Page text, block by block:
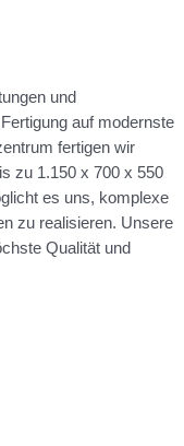
und
auf modernste
fertigen wir
zu 1.150 x 700 x 550
es uns, komplexe
zu realisieren. Unsere
Qualität und